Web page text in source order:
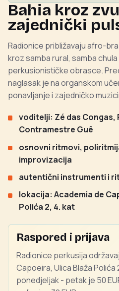
Bahia kroz
zajednički
Radionice približavaju afro-
kroz samba rural, samba
perkusionističke obrasce.
naglasak je na organskom
ponavljanje i zajedničko
voditelji: Zé das Congas,
Contramestre Guê
osnovni ritmovi,
improvizacija
autentični instrumenti i
lokacija: Academia de
Polića 2, 4. kat
Raspored i prijava
Radionice perkusija
Capoeira, Ulica Blaža Polića
ponedjeljak - petak je 50